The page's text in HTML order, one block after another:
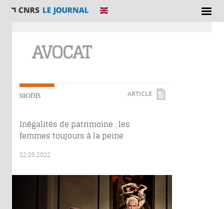
AVOCAT
SOCIÉTÉS ARTICLE
Inégalités de patrimoine : les
femmes toujours à la peine
02.05.2022